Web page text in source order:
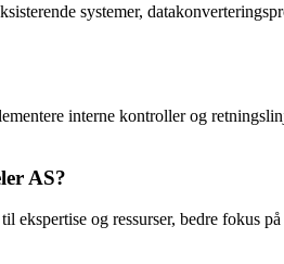
systemer,
interne kontroller og
AS?
ekspertise og ressurser, bedre fokus